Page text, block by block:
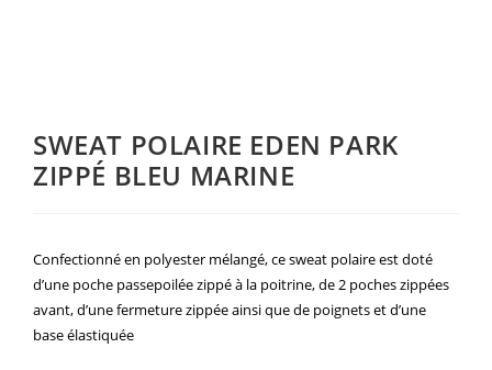
SWEAT POLAIRE EDEN PARK
ZIPPÉ BLEU MARINE
Confectionné en polyester mélangé, ce sweat polaire est doté
d’une poche passepoilée zippé à la poitrine, de 2 poches zippées
avant, d’une fermeture zippée ainsi que de poignets et d’une
base élastiquée